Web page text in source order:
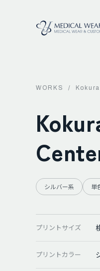
WORKS /
シルバー系 単
プリントサイズ
プリントカラー